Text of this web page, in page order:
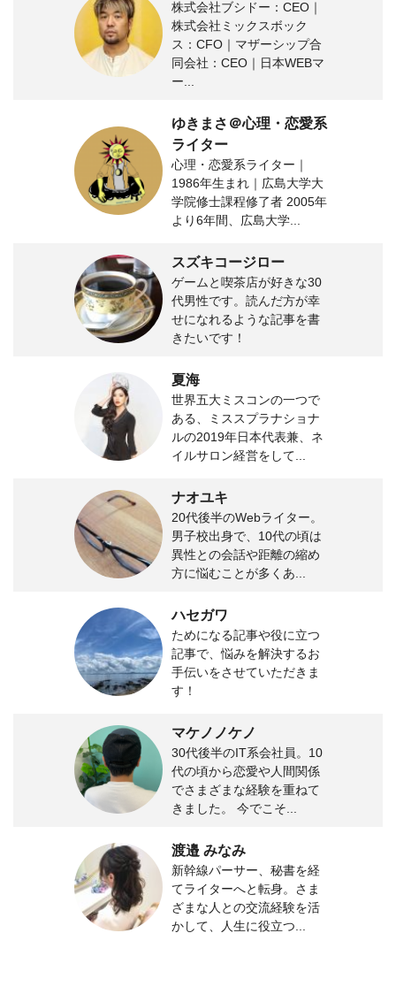
株式会社ブシドー：CEO｜
株式会社ミックスボック
ス：CFO｜マザーシップ合
同会社：CEO｜日本WEBマ
ー...
ゆきまさ＠心理・恋愛系
ライター
心理・恋愛系ライター｜
1986年生まれ｜広島大学大
学院修士課程修了者 2005年
より6年間、広島大学...
スズキコージロー
ゲームと喫茶店が好きな30
代男性です。読んだ方が幸
せになれるような記事を書
きたいです！
夏海
世界五大ミスコンの一つで
ある、ミススプラナショナ
ルの2019年日本代表兼、ネ
イルサロン経営をして...
ナオユキ
20代後半のWebライター。
男子校出身で、10代の頃は
異性との会話や距離の縮め
方に悩むことが多くあ...
ハセガワ
ためになる記事や役に立つ
記事で、悩みを解決するお
手伝いをさせていただきま
す！
マケノノケノ
30代後半のIT系会社員。10
代の頃から恋愛や人間関係
でさまざまな経験を重ねて
きました。 今でこそ...
渡邉 みなみ
新幹線パーサー、秘書を経
てライターへと転身。さま
ざまな人との交流経験を活
かして、人生に役立つ...